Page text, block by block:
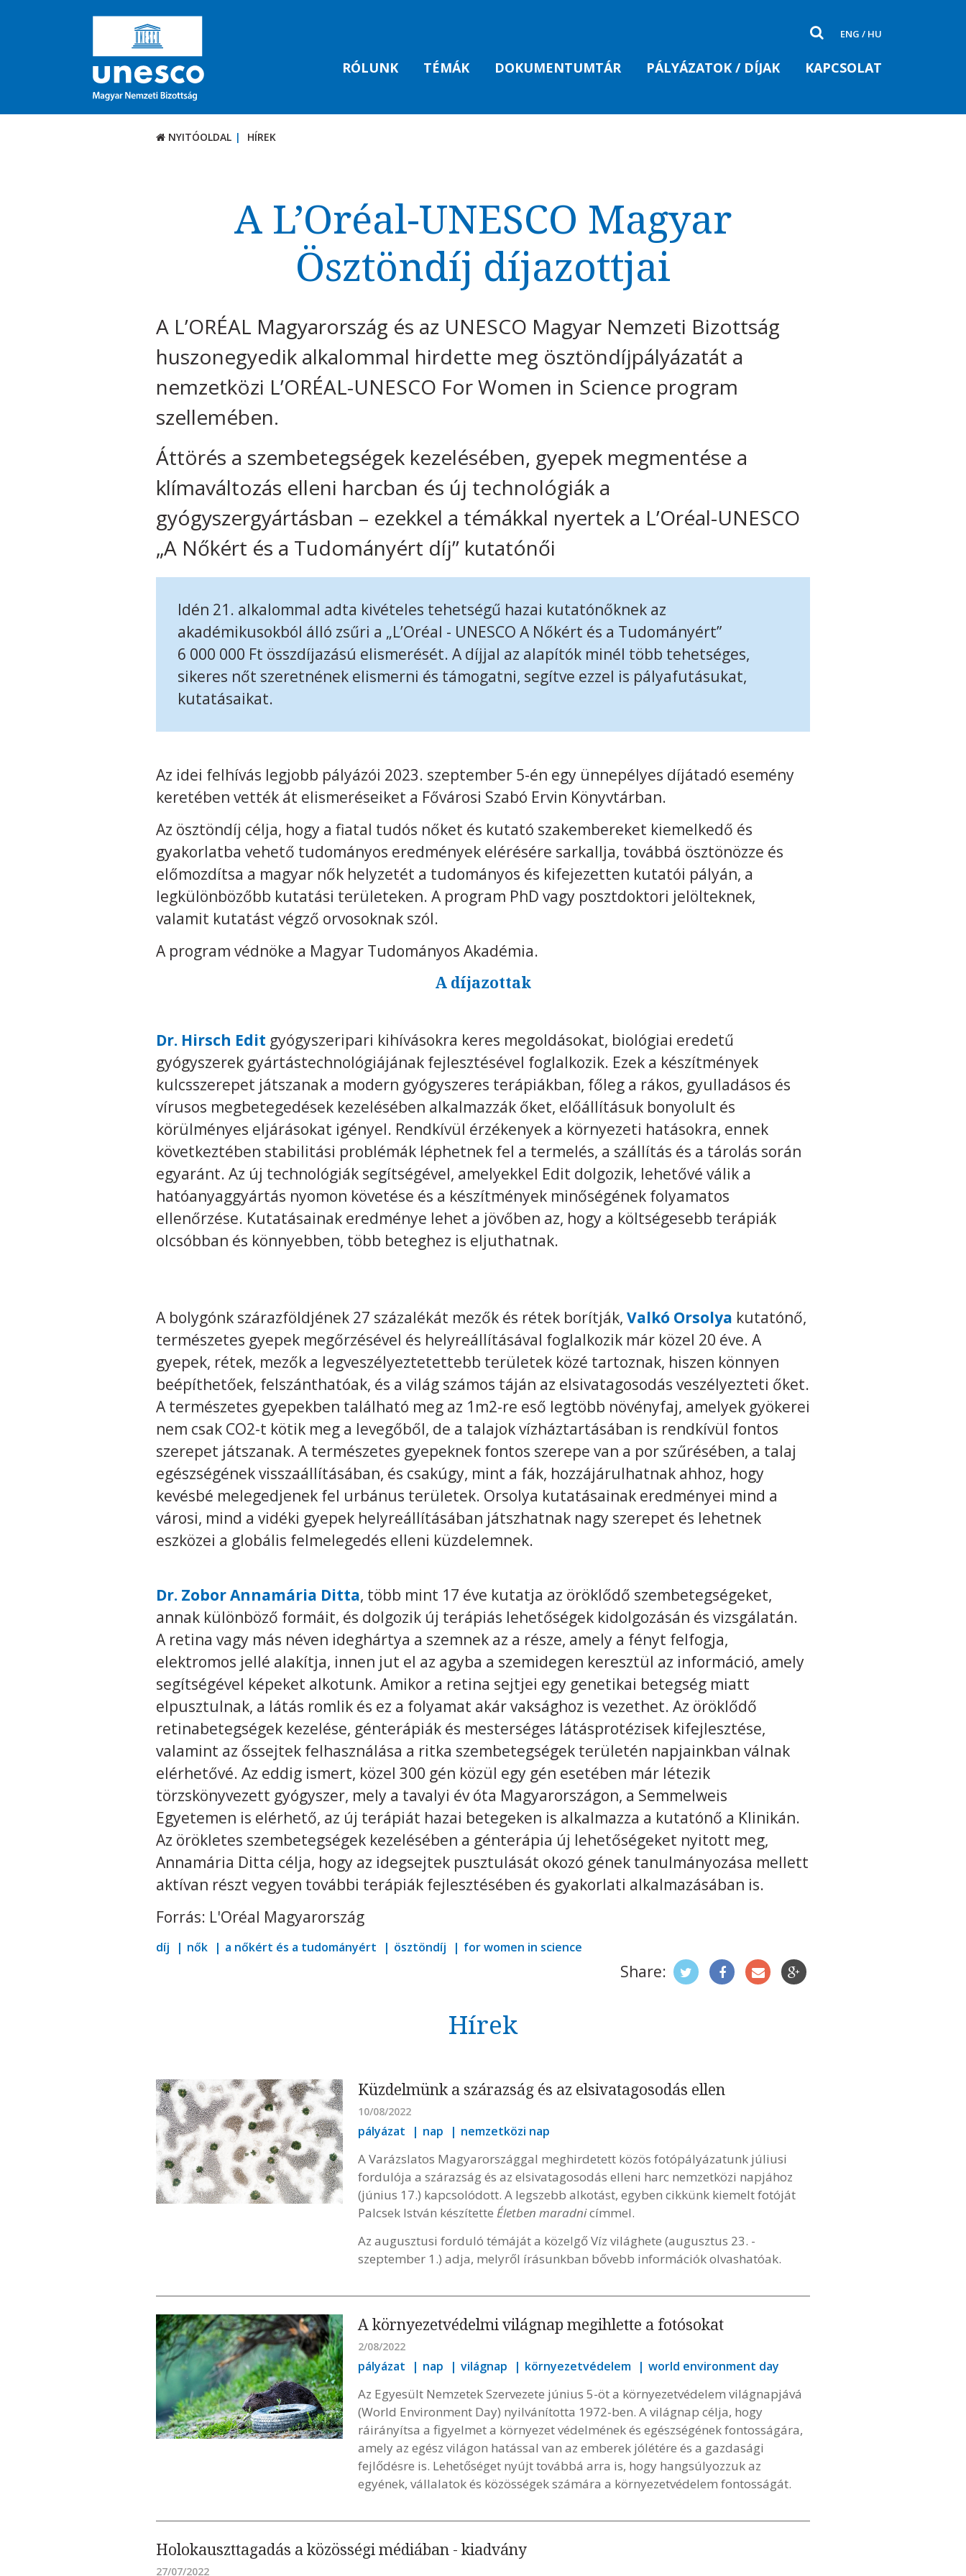
ENG / HU
RÓLUNK TÉMÁK DOKUMENTUMTÁR PÁLYÁZATOK / DÍJAK KAPCSOLAT
NYITÓOLDAL HÍREK
A L’Oréal-UNESCO Magyar
Ösztöndíj díjazottjai
A L’ORÉAL Magyarország és az UNESCO Magyar Nemzeti Bizottság
huszonegyedik alkalommal hirdette meg ösztöndíjpályázatát a
nemzetközi L’ORÉAL-UNESCO For Women in Science program
szellemében.
Áttörés a szembetegségek kezelésében, gyepek megmentése a
klímaváltozás elleni harcban és új technológiák a
gyógyszergyártásban – ezekkel a témákkal nyertek a L’Oréal-UNESCO
„A Nőkért és a Tudományért díj” kutatónői
Idén 21. alkalommal adta kivételes tehetségű hazai kutatónőknek az
akadémikusokból álló zsűri a „L’Oréal - UNESCO A Nőkért és a Tudományért”
6 000 000 Ft összdíjazású elismerését. A díjjal az alapítók minél több tehetséges,
sikeres nőt szeretnének elismerni és támogatni, segítve ezzel is pályafutásukat,
kutatásaikat.
Az idei felhívás legjobb pályázói 2023. szeptember 5-én egy ünnepélyes díjátadó esemény
keretében vették át elismeréseiket a Fővárosi Szabó Ervin Könyvtárban.
Az ösztöndíj célja, hogy a fiatal tudós nőket és kutató szakembereket kiemelkedő és
gyakorlatba vehető tudományos eredmények elérésére sarkallja, továbbá ösztönözze és
előmozdítsa a magyar nők helyzetét a tudományos és kifejezetten kutatói pályán, a
legkülönbözőbb kutatási területeken. A program PhD vagy posztdoktori jelölteknek,
valamit kutatást végző orvosoknak szól.
A program védnöke a Magyar Tudományos Akadémia.
A díjazottak
Dr. Hirsch Edit gyógyszeripari kihívásokra keres megoldásokat, biológiai eredetű
gyógyszerek gyártástechnológiájának fejlesztésével foglalkozik. Ezek a készítmények
kulcsszerepet játszanak a modern gyógyszeres terápiákban, főleg a rákos, gyulladásos és
vírusos megbetegedések kezelésében alkalmazzák őket, előállításuk bonyolult és
körülményes eljárásokat igényel. Rendkívül érzékenyek a környezeti hatásokra, ennek
következtében stabilitási problémák léphetnek fel a termelés, a szállítás és a tárolás során
egyaránt. Az új technológiák segítségével, amelyekkel Edit dolgozik, lehetővé válik a
hatóanyaggyártás nyomon követése és a készítmények minőségének folyamatos
ellenőrzése. Kutatásainak eredménye lehet a jövőben az, hogy a költségesebb terápiák
olcsóbban és könnyebben, több beteghez is eljuthatnak.
A bolygónk szárazföldjének 27 százalékát mezők és rétek borítják, Valkó Orsolya kutatónő,
természetes gyepek megőrzésével és helyreállításával foglalkozik már közel 20 éve. A
gyepek, rétek, mezők a legveszélyeztetettebb területek közé tartoznak, hiszen könnyen
beépíthetőek, felszánthatóak, és a világ számos táján az elsivatagosodás veszélyezteti őket.
A természetes gyepekben található meg az 1m2-re eső legtöbb növényfaj, amelyek gyökerei
nem csak CO2-t kötik meg a levegőből, de a talajok vízháztartásában is rendkívül fontos
szerepet játszanak. A természetes gyepeknek fontos szerepe van a por szűrésében, a talaj
egészségének visszaállításában, és csakúgy, mint a fák, hozzájárulhatnak ahhoz, hogy
kevésbé melegedjenek fel urbánus területek. Orsolya kutatásainak eredményei mind a
városi, mind a vidéki gyepek helyreállításában játszhatnak nagy szerepet és lehetnek
eszközei a globális felmelegedés elleni küzdelemnek.
Dr. Zobor Annamária Ditta, több mint 17 éve kutatja az öröklődő szembetegségeket,
annak különböző formáit, és dolgozik új terápiás lehetőségek kidolgozásán és vizsgálatán.
A retina vagy más néven ideghártya a szemnek az a része, amely a fényt felfogja,
elektromos jellé alakítja, innen jut el az agyba a szemidegen keresztül az információ, amely
segítségével képeket alkotunk. Amikor a retina sejtjei egy genetikai betegség miatt
elpusztulnak, a látás romlik és ez a folyamat akár vaksághoz is vezethet. Az öröklődő
retinabetegségek kezelése, génterápiák és mesterséges látásprotézisek kifejlesztése,
valamint az őssejtek felhasználása a ritka szembetegségek területén napjainkban válnak
elérhetővé. Az eddig ismert, közel 300 gén közül egy gén esetében már létezik
törzskönyvezett gyógyszer, mely a tavalyi év óta Magyarországon, a Semmelweis
Egyetemen is elérhető, az új terápiát hazai betegeken is alkalmazza a kutatónő a Klinikán.
Az örökletes szembetegségek kezelésében a génterápia új lehetőségeket nyitott meg,
Annamária Ditta célja, hogy az idegsejtek pusztulását okozó gének tanulmányozása mellett
aktívan részt vegyen további terápiák fejlesztésében és gyakorlati alkalmazásában is.
Forrás: L'Oréal Magyarország
díj nők a nőkért és a tudományért ösztöndíj for women in science
Share:
Hírek
Küzdelmünk a szárazság és az elsivatagosodás ellen
10/08/2022
pályázat nap nemzetközi nap
A Varázslatos Magyarországgal meghirdetett közös fotópályázatunk júliusi
fordulója a szárazság és az elsivatagosodás elleni harc nemzetközi napjához
(június 17.) kapcsolódott. A legszebb alkotást, egyben cikkünk kiemelt fotóját
Palcsek István készítette Életben maradnicímmel.
Az augusztusi forduló témáját a közelgő Víz világhete (augusztus 23. -
szeptember 1.) adja, melyről írásunkban bővebb információk olvashatóak.
A környezetvédelmi világnap megihlette a fotósokat
2/08/2022
pályázat nap világnap környezetvédelem world environment day
Az Egyesült Nemzetek Szervezete június 5-öt a környezetvédelem világnapjává
(World Environment Day) nyilvánította 1972-ben. A világnap célja, hogy
ráirányítsa a figyelmet a környezet védelmének és egészségének fontosságára,
amely az egész világon hatással van az emberek jólétére és a gazdasági
fejlődésre is. Lehetőséget nyújt továbbá arra is, hogy hangsúlyozzuk az
egyének, vállalatok és közösségek számára a környezetvédelem fontosságát.
Holokauszttagadás a közösségi médiában - kiadvány
27/07/2022